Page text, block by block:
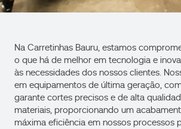
Na Carretinhas Bauru, estamos
o que há de melhor em tecnologia e
às necessidades dos nossos clientes.
em equipamentos de última geração,
garante cortes precisos e de alta
materiais, proporcionando um
máxima eficiência em nossos processos